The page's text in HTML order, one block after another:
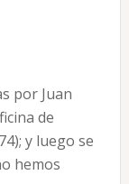
por Juan
de
y luego se
hemos